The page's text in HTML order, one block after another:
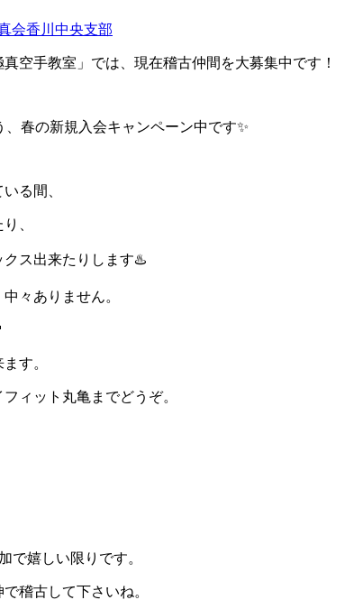
会香川中央支部
空手教室」では、現在稽古仲間を大募集中です！
春の新規入会キャンペーン中です✨
る間、
、
クス出来たりします♨️
々ありません。
す。
ィット丸亀までどうぞ。
で嬉しい限りです。
稽古して下さいね。